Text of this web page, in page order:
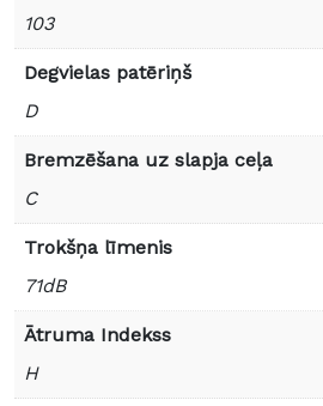
103
Degvielas patēriņš
D
Bremzēšana uz slapja ceļa
C
Trokšņa līmenis
71dB
Ātruma Indekss
H